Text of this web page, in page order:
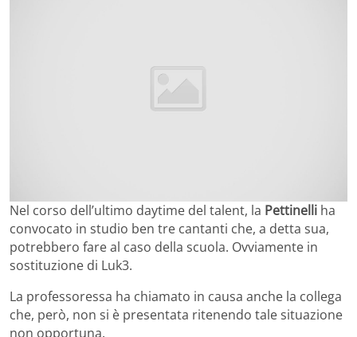
Nel corso dell’ultimo daytime del talent, la Pettinelli ha
convocato in studio ben tre cantanti che, a detta sua,
potrebbero fare al caso della scuola. Ovviamente in
sostituzione di Luk3.
La professoressa ha chiamato in causa anche la collega
che, però, non si è presentata ritenendo tale situazione
non opportuna.